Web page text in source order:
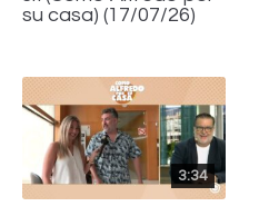
su casa) (17/07/26)
3:34